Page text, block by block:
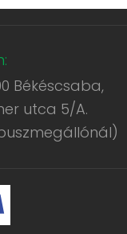
Békéscsaba,
utca 5/A.